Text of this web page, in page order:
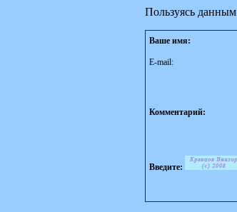
Пользуясь
Ваше имя:
E-mail:
Комментарий:
Введите: